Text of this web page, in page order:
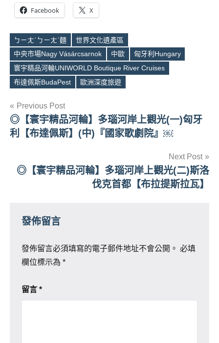
Facebook X
Tags
ㄅㄧㄤˋㄅㄧㄤˋ麵
世界文化遺產區
中央市場Nagy Vásárcsarnok
中歐
匈牙利Hungary
寰宇精品河輪UNIWORLD Boutique River Cruises
布達佩斯BudaPest
歐洲深度旅遊
文
章
覽
Previous Post
◎【寰宇精品河輪】多瑙河岸上觀光(一)匈牙
利【布達佩斯】(中)『國家歌劇院』￼
Next Post
◎【寰宇精品河輪】多瑙河岸上觀光(二)斯洛
伐克首都【布拉提斯拉瓦】
發佈留言
發佈留言必須填寫的電子郵件地址不會公開。 必填
欄位標示為 *
留言 *